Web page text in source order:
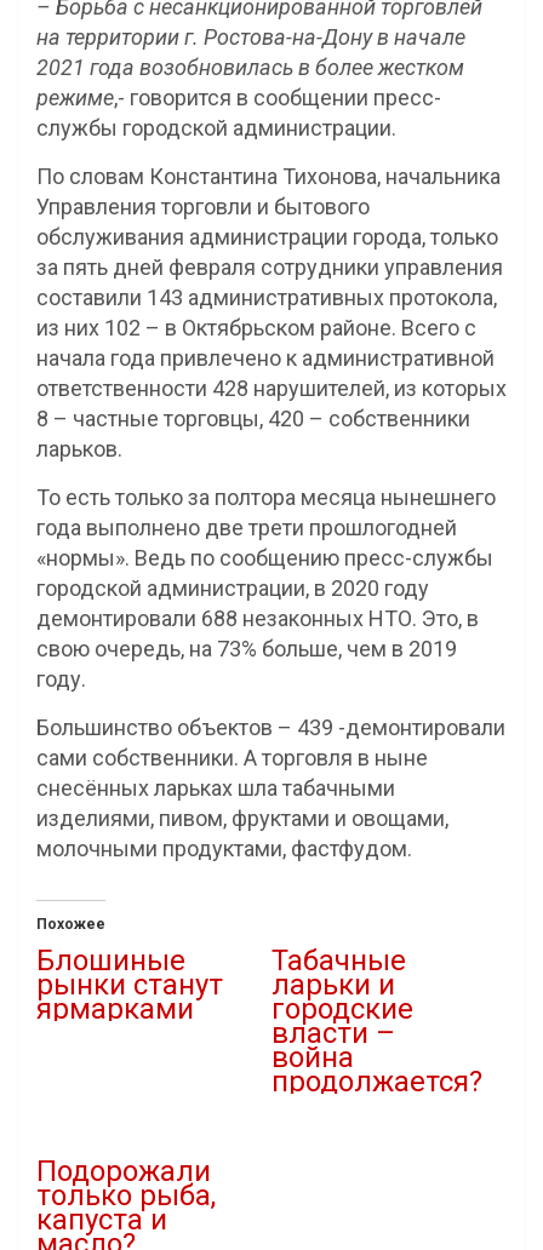
– Борьба с несанкционированной торговлей
на территории г. Ростова-на-Дону в начале
2021 года возобновилась в более жестком
режиме,- говорится в сообщении пресс-
службы городской администрации.
По словам Константина Тихонова, начальника
Управления торговли и бытового
обслуживания администрации города, только
за пять дней февраля сотрудники управления
составили 143 административных протокола,
из них 102 – в Октябрьском районе. Всего с
начала года привлечено к административной
ответственности 428 нарушителей, из которых
8 – частные торговцы, 420 – собственники
ларьков.
То есть только за полтора месяца нынешнего
года выполнено две трети прошлогодней
«нормы». Ведь по сообщению пресс-службы
городской администрации, в 2020 году
демонтировали 688 незаконных НТО. Это, в
свою очередь, на 73% больше, чем в 2019
году.
Большинство объектов – 439 -демонтировали
сами собственники. А торговля в ныне
снесённых ларьках шла табачными
изделиями, пивом, фруктами и овощами,
молочными продуктами, фастфудом.
Похожее
Блошиные
рынки станут
ярмарками
Табачные
ларьки и
городские
власти –
война
продолжается?
Подорожали
только рыба,
капуста и